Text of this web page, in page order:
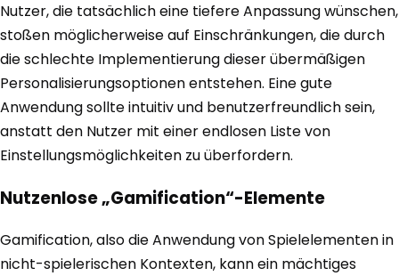
Nutzer, die tatsächlich eine tiefere Anpassung wünschen,
stoßen möglicherweise auf Einschränkungen, die durch
die schlechte Implementierung dieser übermäßigen
Personalisierungsoptionen entstehen. Eine gute
Anwendung sollte intuitiv und benutzerfreundlich sein,
anstatt den Nutzer mit einer endlosen Liste von
Einstellungsmöglichkeiten zu überfordern.
Nutzenlose „Gamification“-Elemente
Gamification, also die Anwendung von Spielelementen in
nicht-spielerischen Kontexten, kann ein mächtiges